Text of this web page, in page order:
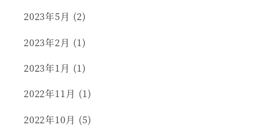
2023年5月 (2)
2023年2月 (1)
2023年1月 (1)
2022年11月 (1)
2022年10月 (5)